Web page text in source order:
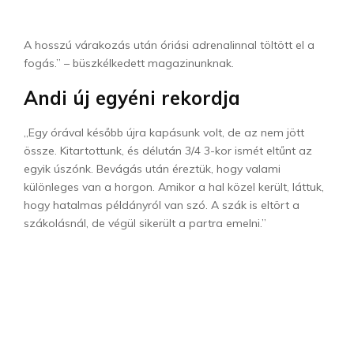
A hosszú várakozás után óriási adrenalinnal töltött el a
fogás.” – büszkélkedett magazinunknak.
Andi új egyéni rekordja
„Egy órával később újra kapásunk volt, de az nem jött
össze. Kitartottunk, és délután 3/4 3-kor ismét eltűnt az
egyik úszónk. Bevágás után éreztük, hogy valami
különleges van a horgon. Amikor a hal közel került, láttuk,
hogy hatalmas példányról van szó. A szák is eltört a
szákolásnál, de végül sikerült a partra emelni.”